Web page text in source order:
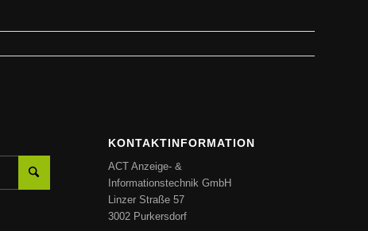
KONTAKTINFORMATION
ACT Anzeige- &
Informationstechnik GmbH
Linzer Straße 57
3002 Purkersdorf